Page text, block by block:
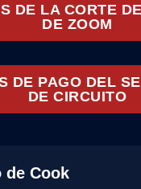
DE LA CORTE
DE ZOOM
DE PAGO DEL
DE CIRCUITO
de Cook